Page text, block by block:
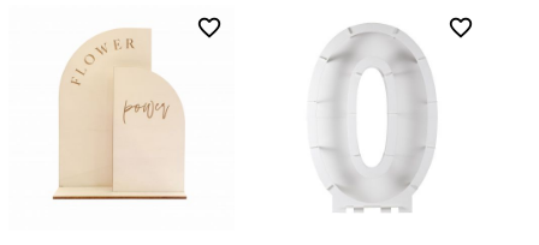
favorite_border favorite_border